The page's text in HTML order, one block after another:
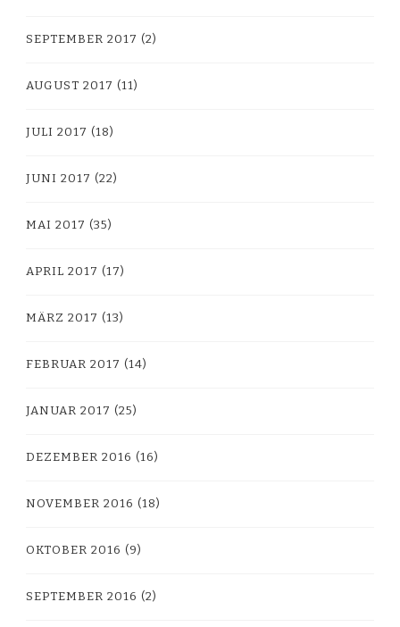
SEPTEMBER 2017 (2)
AUGUST 2017 (11)
JULI 2017 (18)
JUNI 2017 (22)
MAI 2017 (35)
APRIL 2017 (17)
MÄRZ 2017 (13)
FEBRUAR 2017 (14)
JANUAR 2017 (25)
DEZEMBER 2016 (16)
NOVEMBER 2016 (18)
OKTOBER 2016 (9)
SEPTEMBER 2016 (2)